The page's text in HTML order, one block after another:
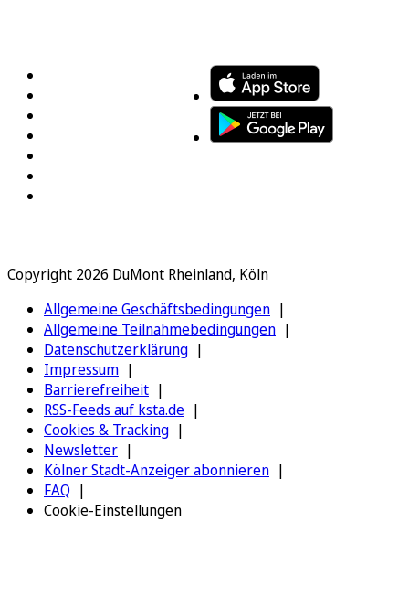
Copyright 2026 DuMont Rheinland, Köln
Allgemeine Geschäftsbedingungen
Allgemeine Teilnahmebedingungen
Datenschutzerklärung
Impressum
Barrierefreiheit
RSS-Feeds auf ksta.de
Cookies & Tracking
Newsletter
Kölner Stadt-Anzeiger abonnieren
FAQ
Cookie-Einstellungen